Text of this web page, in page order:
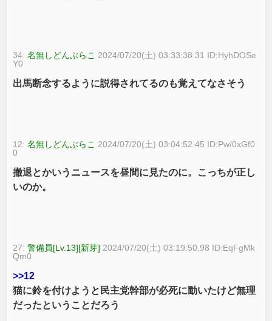
34:名無しどんぶらこ 2024/07/20(土) 03:33:38.31 ID:HyhDOSe
Y0
出馬断念するように説得されてるのも覚えてなさそう
12:名無しどんぶらこ 2024/07/20(土) 03:04:52.45 ID:Pw/0xGf0
0
撤退とかいうニュースを昼間に見たのに。こっちが正し
いのか。
27:警備員[Lv.13][新芽] 2024/07/20(土) 03:19:50.98 ID:EqFgMk
Qm0
>>12
猫に鈴を付けようと民主党幹部が必死に動いたけど無理
だったということだろう